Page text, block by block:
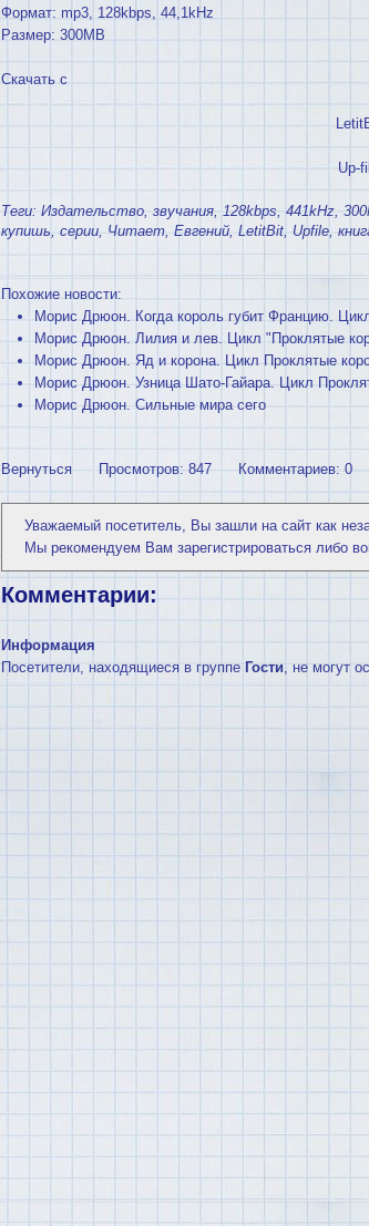
Формат: mp3, 128kbps, 44,1kHz
Размер: 300MB
Скачать с
Up-
Теги: Издательство, звучания, 128kbps, 441kHz,
купишь, серии, Читает, Евгений, LetitBit, Upfile,
Похожие новости:
Морис Дрюон. Когда король губит Францию.
Морис Дрюон. Лилия и лев. Цикл "Проклятые
Морис Дрюон. Яд и корона. Цикл Проклятые
Морис Дрюон. Узница Шато-Гайара. Цикл
Морис Дрюон. Сильные мира сего
Вернуться Просмотров: 847 Комментариев: 0
Уважаемый посетитель, Вы зашли на сайт как
Мы рекомендуем Вам зарегистрироватьсялибо
Комментарии:
Информация
Посетители, находящиеся в группе Гости, не могут